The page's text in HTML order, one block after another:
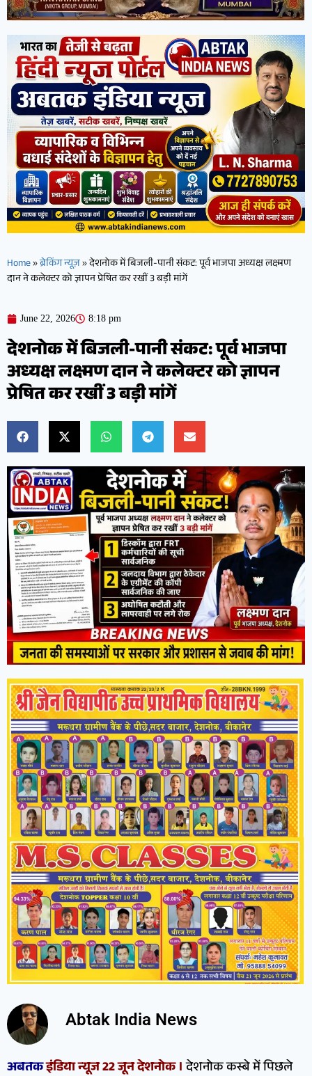
Home»ब्रेकिंग न्यूज़»देशनोक में बिजली-पानी संकट: पूर्व भाजपा अध्यक्ष लक्ष्मण
दान ने कलेक्टर को ज्ञापन प्रेषित कर रखीं 3 बड़ी मांगें
June 22, 2026 8:18 pm
देशनोक में बिजली-पानी संकट: पूर्व भाजपा
अध्यक्ष लक्ष्मण दान ने कलेक्टर को ज्ञापन
प्रेषित कर रखीं 3 बड़ी मांगें
Abtak India News
अबतकइंडिया न्यूज 22 जून देशनोक ।देशनोक कस्बे में पिछले